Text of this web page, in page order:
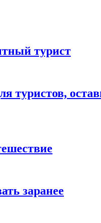
турист
заранее